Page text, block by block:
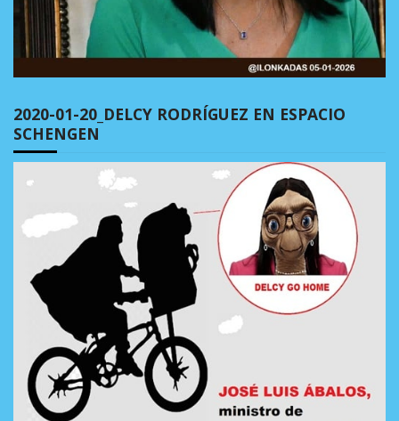
2020-01-20_DELCY RODRÍGUEZ EN ESPACIO
SCHENGEN